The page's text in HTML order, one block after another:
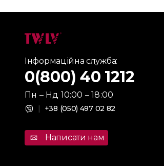
Інформаційна служба:
0(800) 40 1212
Пн – Нд 10:00 – 18:00
| +38 (050) 497 02 82
Написати нам